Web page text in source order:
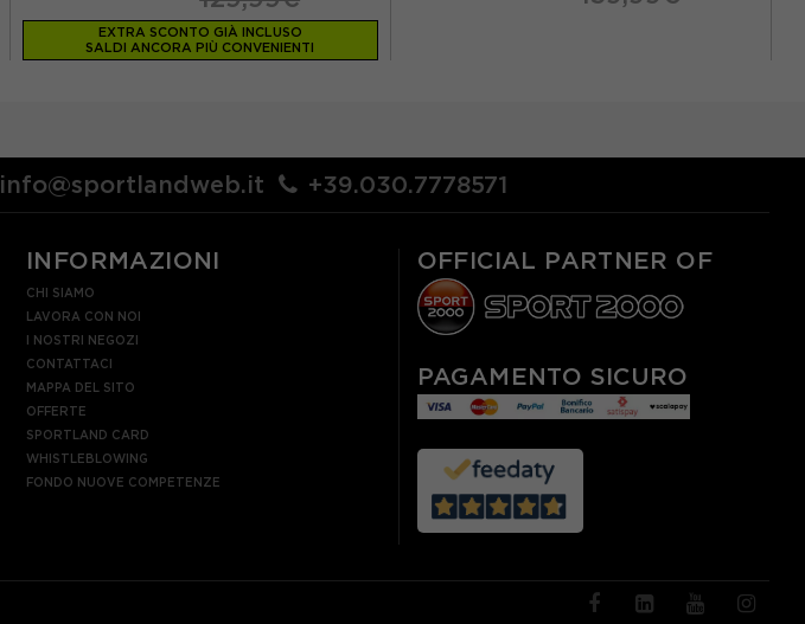
EXTRA SCONTO GIÀ INCLUSO
SALDI ANCORA PIÙ CONVENIENTI
info@sportlandweb.it +39.030.7778571
INFORMAZIONI
CHI SIAMO
LAVORA CON NOI
I NOSTRI NEGOZI
CONTATTACI
MAPPA DEL SITO
OFFERTE
SPORTLAND CARD
WHISTLEBLOWING
FONDO NUOVE COMPETENZE
OFFICIAL PARTNER OF
PAGAMENTO SICURO